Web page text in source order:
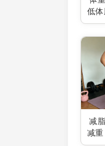
低
减
减